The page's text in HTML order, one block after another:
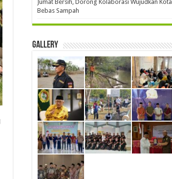
Jumat Bersih, Dorong Kolaborasi Wujudkan Kota
Bebas Sampah
Gallery